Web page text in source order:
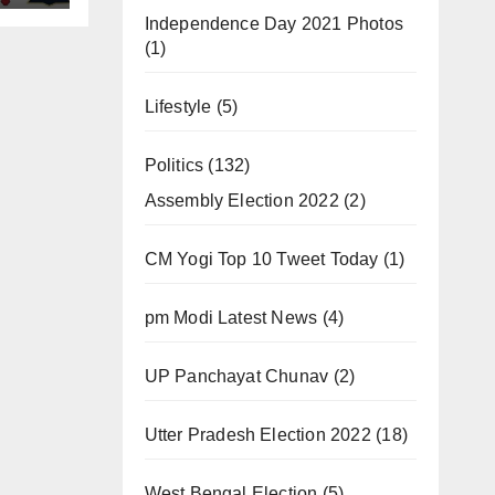
Independence Day 2021 Photos
(1)
Lifestyle (5)
Politics (132)
Assembly Election 2022 (2)
CM Yogi Top 10 Tweet Today (1)
pm Modi Latest News (4)
UP Panchayat Chunav (2)
Utter Pradesh Election 2022 (18)